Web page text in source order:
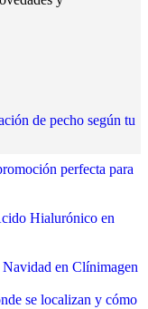
de pecho según tu
perfecta para
Hialurónico en
Navidad en Clínimagen
se localizan y cómo